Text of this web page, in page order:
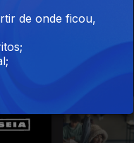
de Séries
de onde ficou,